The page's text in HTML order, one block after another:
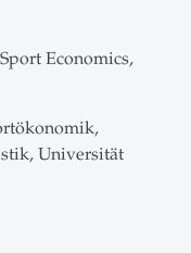
Economics,
Universität